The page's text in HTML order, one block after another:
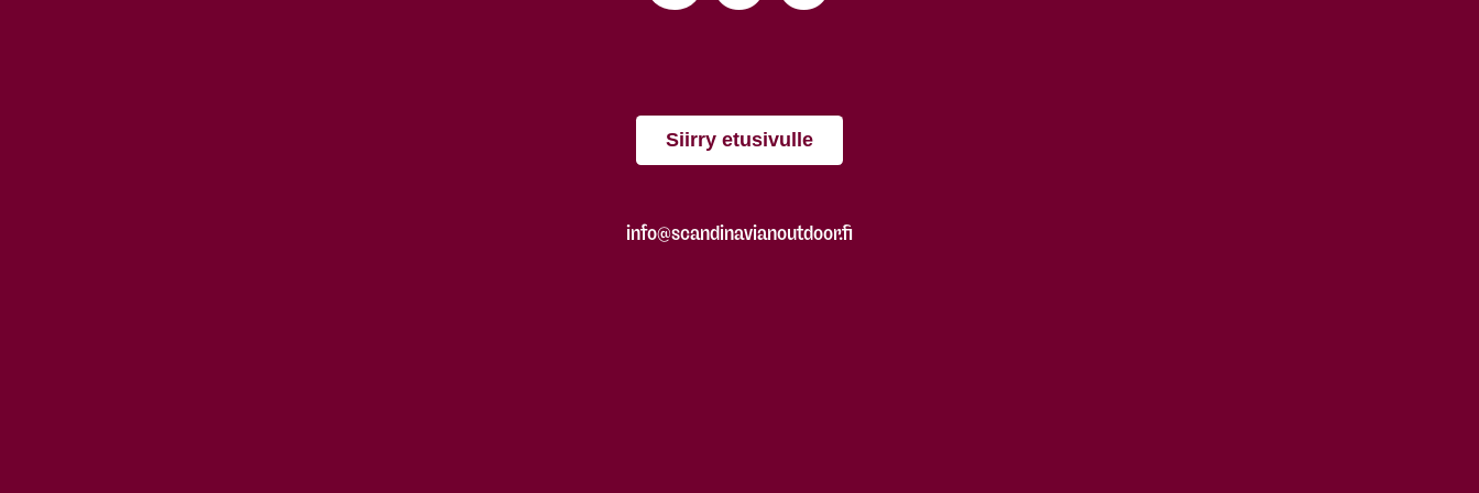
Siirry etusivulle
info@scandinavianoutdoor.fi